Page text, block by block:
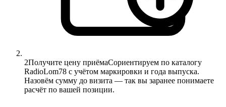
2Получите цену приёмаСориентируем по каталогу
RadioLom78 с учётом маркировки и года выпуска.
Назовём сумму до визита — так вы заранее понимаете
расчёт по вашей позиции.